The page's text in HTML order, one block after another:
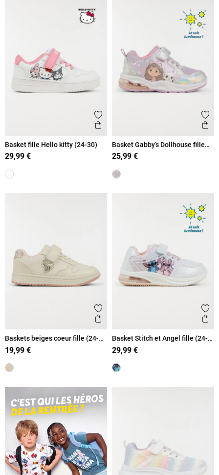
Ajouter aux favoris
Aperçu rapide
Basket fille Hello kitty (24-30)
29,99 €
Basket Gabby’s Dollhouse fille
(24-30)
25,99 €
Ajouter aux favoris
Aperçu rapide
Baskets beiges coeur fille (24-
30)
19,99 €
Basket Stitch et Angel fille (24-
30)
29,99 €